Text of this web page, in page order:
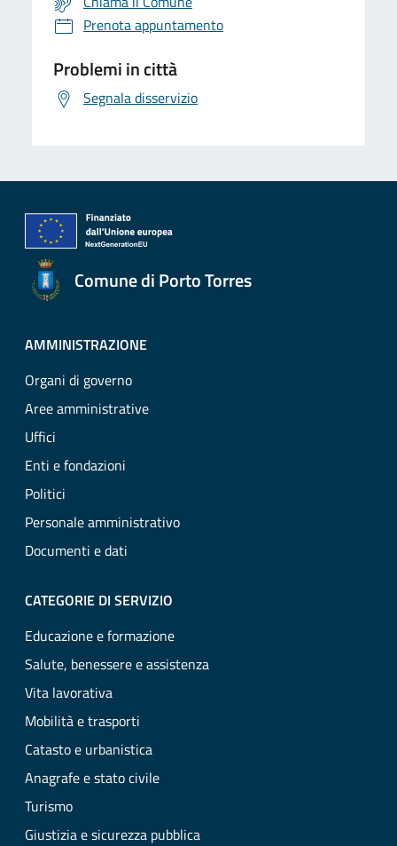
Prenota appuntamento
Problemi in città
Segnala disservizio
Comune di Porto Torres
AMMINISTRAZIONE
Organi di governo
Aree amministrative
Uffici
Enti e fondazioni
Politici
Personale amministrativo
Documenti e dati
CATEGORIE DI SERVIZIO
Educazione e formazione
Salute, benessere e assistenza
Vita lavorativa
Mobilità e trasporti
Catasto e urbanistica
Anagrafe e stato civile
Turismo
Giustizia e sicurezza pubblica